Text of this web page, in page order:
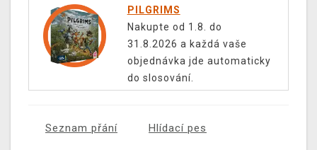
PILGRIMS
Nakupte od 1.8. do
31.8.2026 a každá vaše
objednávka jde automaticky
do slosování.
Seznam přání Hlídací pes